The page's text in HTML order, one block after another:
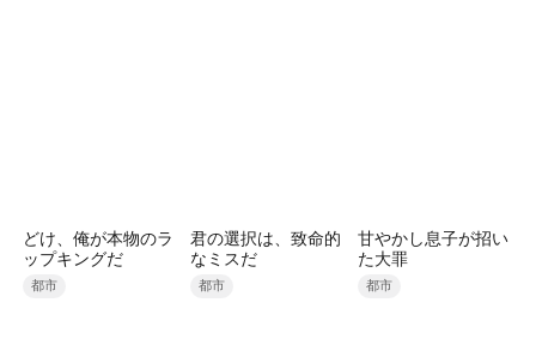
どけ、俺が本物のラ
ップキングだ
都市
君の選択は、致命的
なミスだ
都市
甘やかし息子が招い
た大罪
都市